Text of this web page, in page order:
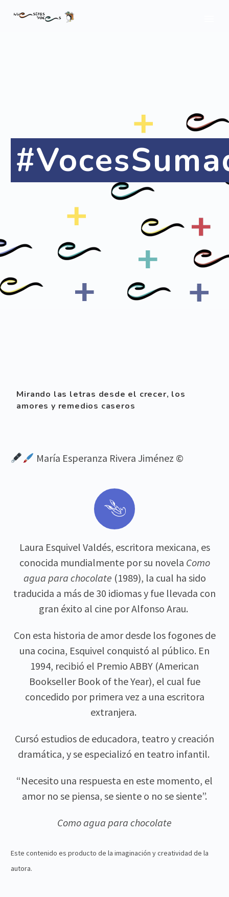
Mirando las letras desde el crecer, los
amores y remedios caseros
María Esperanza Rivera Jiménez ©


Laura Esquivel Valdés, escritora mexicana, es
conocida mundialmente por su novela Como
agua para chocolate (1989), la cual ha sido
traducida a más de 30 idiomas y fue llevada con
gran éxito al cine por Alfonso Arau.
Con esta historia de amor desde los fogones de
una cocina, Esquivel conquistó al público. En
1994, recibió el Premio ABBY (American
Bookseller Book of the Year), el cual fue
concedido por primera vez a una escritora
extranjera.
Cursó estudios de educadora, teatro y creación
dramática, y se especializó en teatro infantil.
“Necesito una respuesta en este momento, el
amor no se piensa, se siente o no se siente”.
Como agua para chocolate
Este contenido es producto de la imaginación y creatividad de la
autora.